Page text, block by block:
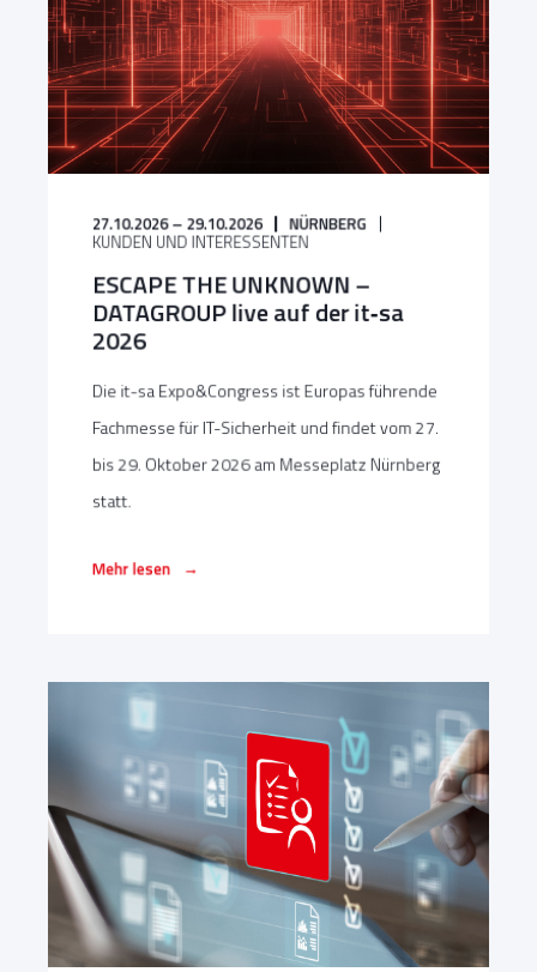
27.10.2026 – 29.10.2026 NÜRNBERG
KUNDEN UND INTERESSENTEN
ESCAPE THE UNKNOWN –
DATAGROUP live auf der it‑sa
2026
Die it-sa Expo&Congress ist Europas führende
Fachmesse für IT-Sicherheit und findet vom 27.
bis 29. Oktober 2026 am Messeplatz Nürnberg
statt.
Mehr lesen →